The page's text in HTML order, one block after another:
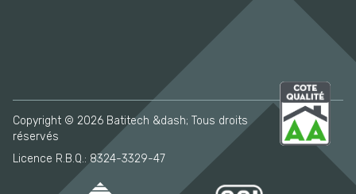
Copyright © 2026 Batitech &dash; Tous droits
réservés
Licence R.B.Q.: 8324-3329-47